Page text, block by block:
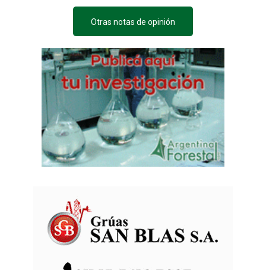
Otras notas de opinión